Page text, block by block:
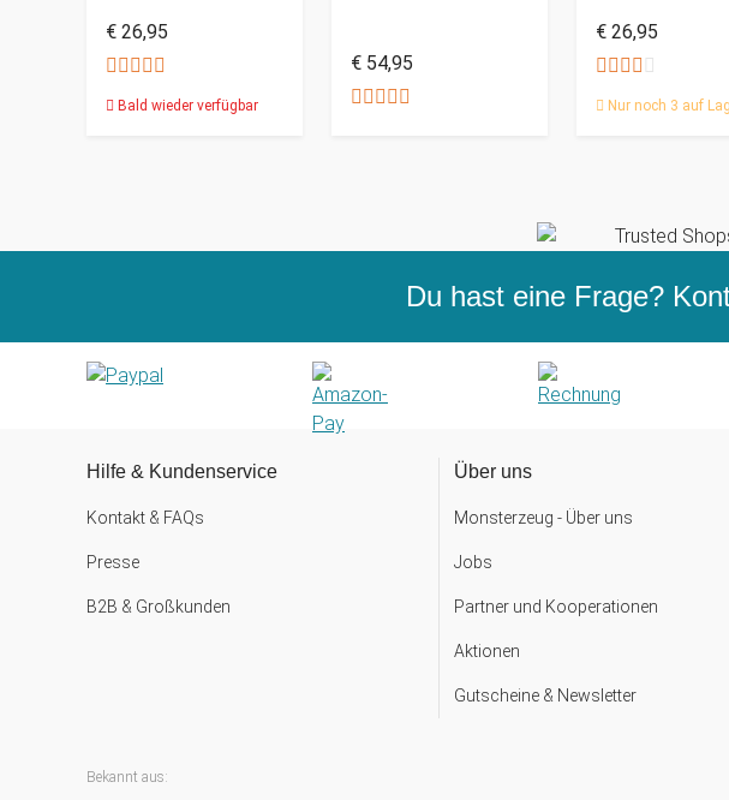
€ 26,95
Bald wieder verfügbar
€ 54,95
€ 26,95
Nur noch 3 auf
Du hast eine Frage?
Hilfe & Kundenservice
Kontakt & FAQs
Presse
B2B & Großkunden
Über uns
Monsterzeug - Über uns
Jobs
Partner und Kooperationen
Aktionen
Gutscheine & Newsletter
Bekannt aus: